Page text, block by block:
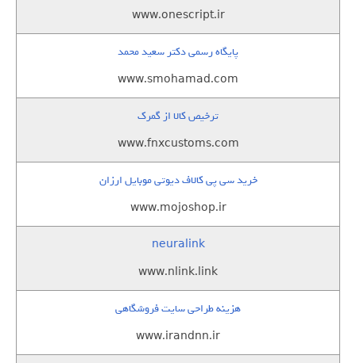
www.onescript.ir
پایگاه رسمی دکتر سعید محمد
www.smohamad.com
ترخیص کالا از گمرک
www.fnxcustoms.com
خرید سی پی کالاف دیوتی موبایل ارزان
www.mojoshop.ir
neuralink
www.nlink.link
هزینه طراحی سایت فروشگاهی
www.irandnn.ir